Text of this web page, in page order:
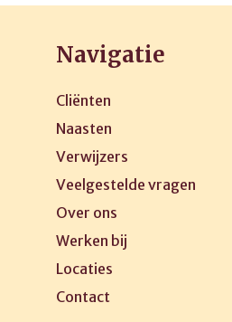
Navigatie
Cliënten
Naasten
Verwijzers
Veelgestelde vragen
Over ons
Werken bij
Locaties
Contact